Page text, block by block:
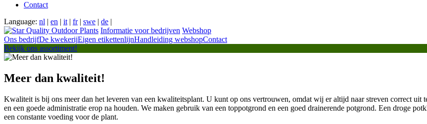
Contact
Language: nl | en | it | fr| swe | de |
Informatie voor bedrijven Webshop
Ons bedrijfDe kwekerijEigen etikettenlijnHandleiding webshopContact
Bekijk ons assortiment!
Meer dan kwaliteit!
Kwaliteit is bij ons meer dan het leveren van een kwaliteitsplant. U kunt op ons vertrouwen, omdat wij er altijd naar streven correct uit
en een goede administratie erop na houden. We maken gebruik van een toppotgrond en een goed drainerende potgrond. Een droge
een constante voeding voor de plant.